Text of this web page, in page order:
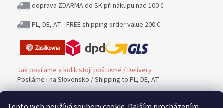
doprava ZDARMA do SK při nákupu nad 100 €
PL, DE, AT - FREE shipping order value 200 €
Jak posíláme a kolik stojí poštovné / Delivery
Posíláme i na Slovensko / Shipping to PL, DE, AT